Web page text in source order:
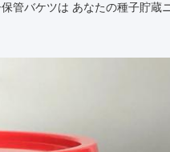
管バケツは あなたの種子貯蔵